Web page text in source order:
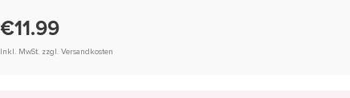
€11.99
Inkl. MwSt. zzgl. Versandkosten